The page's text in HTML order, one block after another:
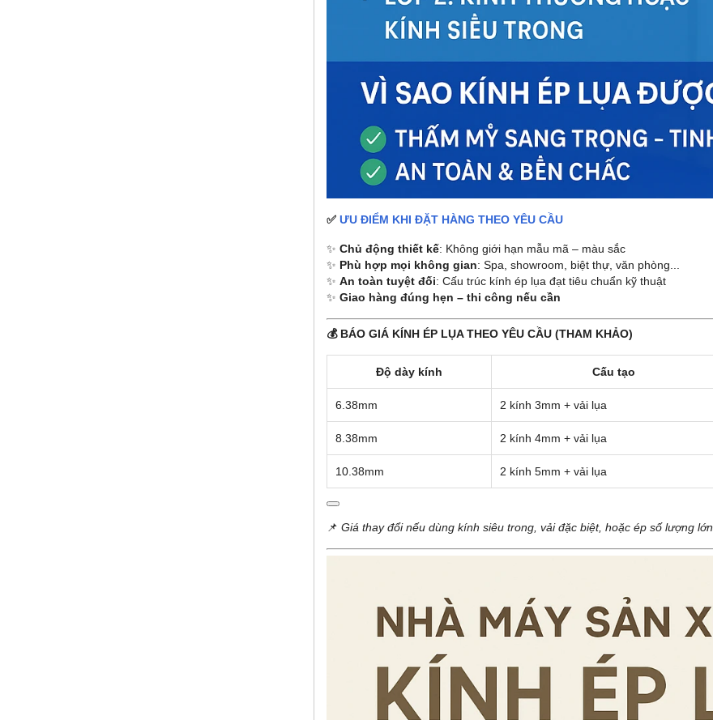
✅ ƯU ĐIỂM KHI ĐẶT HÀNG THEO YÊU CẦU
✨ Chủ động thiết kế: Không giới hạn mẫu mã – màu sắc
✨ Phù hợp mọi không gian: Spa, showroom, biệt thự, văn phòng...
✨ An toàn tuyệt đối: Cấu trúc kính ép lụa đạt tiêu chuẩn kỹ thuật
✨ Giao hàng đúng hẹn – thi công nếu cần
💰 BÁO GIÁ KÍNH ÉP LỤA THEO YÊU CẦU (THAM KHẢO)
Độ dày kính Cấu tạo
6.38mm 2 kính 3mm + vải lụa
8.38mm 2 kính 4mm + vải lụa
10.38mm 2 kính 5mm + vải lụa
📌 Giá thay đổi nếu dùng kính siêu trong, vải đặc biệt, hoặc ép số lượng lớn.